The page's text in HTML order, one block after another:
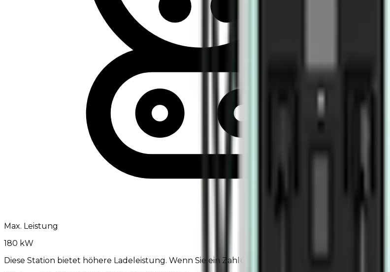
Max. Leistung
180 kW
Diese Station bietet höhere Ladeleistung. Wenn Sie ein Zahlungsterminal benötigen, erfahren Sie